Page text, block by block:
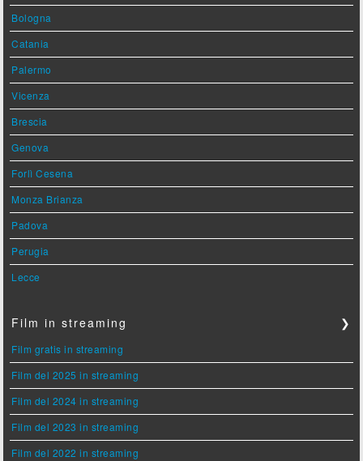
Bologna
Catania
Palermo
Vicenza
Brescia
Genova
Forlì Cesena
Monza Brianza
Padova
Perugia
Lecce
Film in streaming ❯
Film gratis in streaming
Film del 2025 in streaming
Film del 2024 in streaming
Film del 2023 in streaming
Film del 2022 in streaming